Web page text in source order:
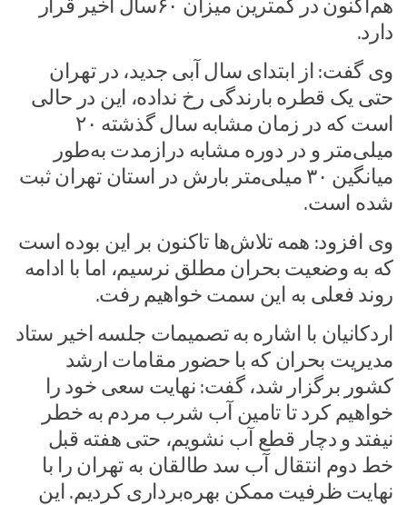
هم‌اکنون در کمترین میزان ۶۰‌سال اخیر قرار
دارد.
وی گفت: از ابتدای سال آبی جدید، در تهران
حتی یک قطره بارندگی رخ نداده، این در حالی
است که در زمان مشابه سال گذشته ۲۰
میلی‌متر و در دوره مشابه درازمدت به‌طور
میانگین ۳۰ میلی‌متر بارش در استان تهران ثبت
شده است.
وی افزود: همه تلاش‌ها تاکنون بر این بوده است
که به وضعیت بحران مطلق نرسیم، اما با ادامه
روند فعلی به این سمت خواهیم رفت.
اردکانیان با اشاره به تصمیمات جلسه اخیر ستاد
مدیریت بحران که با حضور مقامات ارشد
کشور برگزار شد، گفت: نهایت سعی خود را
خواهیم کرد تا تامین آب شرب مردم به خطر
نیفتد و دچار قطع آب نشویم، حتی هفته قبل
خط دوم انتقال آب سد طالقان به تهران را با
نهایت ظرفیت ممکن بهره‌برداری کردیم. این